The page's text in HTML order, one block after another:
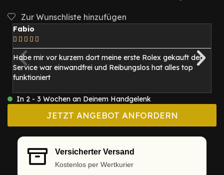
Zur Wunschliste hinzufügen
Fabio
    
Habe mir vor kurzem dort meine erste Rolex gekauft der
Service war einwandfrei und Reibungslos hat alles top
funktioniert
In 2 - 3 Wochen an Deinem Handgelenk
JETZT ANGEBOT ANFORDERN
Versicherter Versand
Kostenlos per Wertkurier